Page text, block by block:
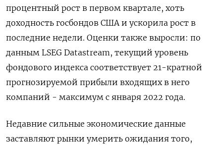
процентный рост в первом квартале, хоть
доходность госбондов США и ускорила рост в
последние недели. Оценки также выросли: по
данным LSEG Datastream, текущий уровень
фондового индекса соответствует 21-кратной
прогнозируемой прибыли входящих в него
компаний - максимум с января 2022 года.
Недавние сильные экономические данные
заставляют рынки умерить ожидания того,